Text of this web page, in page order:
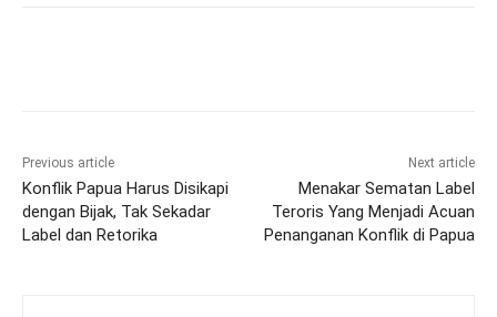
Previous article
Konflik Papua Harus Disikapi
dengan Bijak, Tak Sekadar
Label dan Retorika
Next article
Menakar Sematan Label
Teroris Yang Menjadi Acuan
Penanganan Konflik di Papua